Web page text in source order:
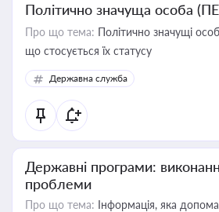
Політично значуща особа
Про що тема: Політично значущі
що стосується їх статусу
Державна служба
Державні програми:
проблеми
Про що тема: Інформація, яка